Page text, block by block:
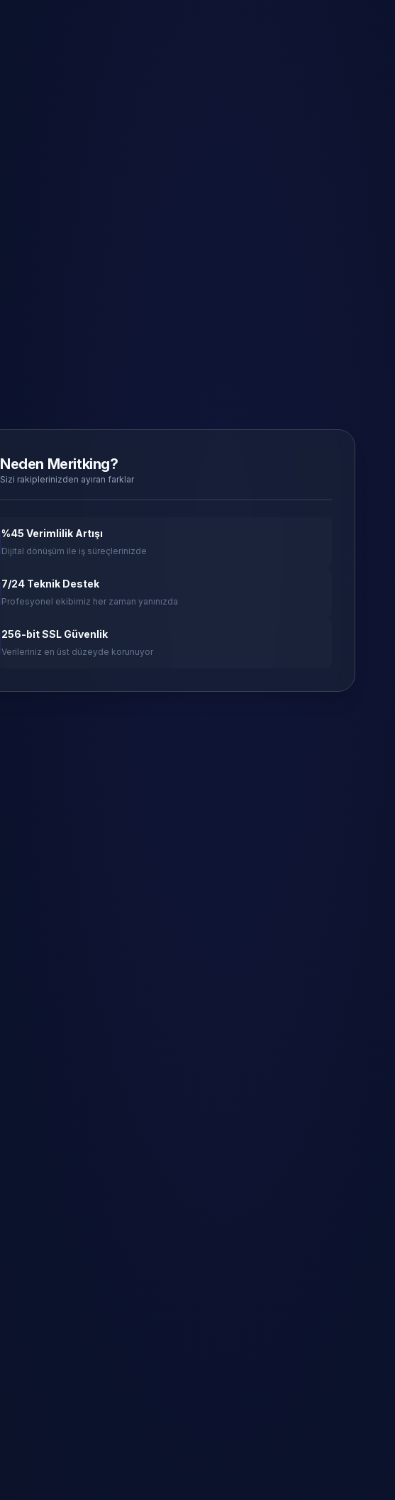
Neden Meritking?
Sizi rakiplerinizden ayıran farklar
%45 Verimlilik Artışı
Dijital dönüşüm ile iş süreçlerinizde
7/24 Teknik Destek
Profesyonel ekibimiz her zaman yanınızda
256-bit SSL Güvenlik
Verileriniz en üst düzeyde korunuyor